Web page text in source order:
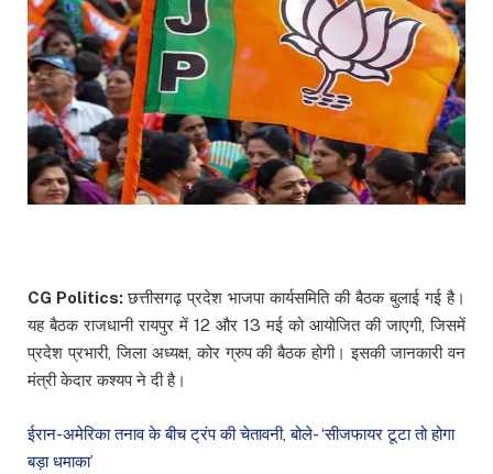
CG Politics:छत्तीसगढ़ प्रदेश भाजपा कार्यसमिति की बैठक बुलाई गई है।
यह बैठक राजधानी रायपुर में 12 और 13 मई को आयोजित की जाएगी, जिसमें
प्रदेश प्रभारी, जिला अध्यक्ष, कोर ग्रुप की बैठक होगी। इसकी जानकारी वन
मंत्री केदार कश्यप ने दी है।
ईरान-अमेरिका तनाव के बीच ट्रंप की चेतावनी, बोले- ‘सीजफायर टूटा तो होगा
बड़ा धमाका’